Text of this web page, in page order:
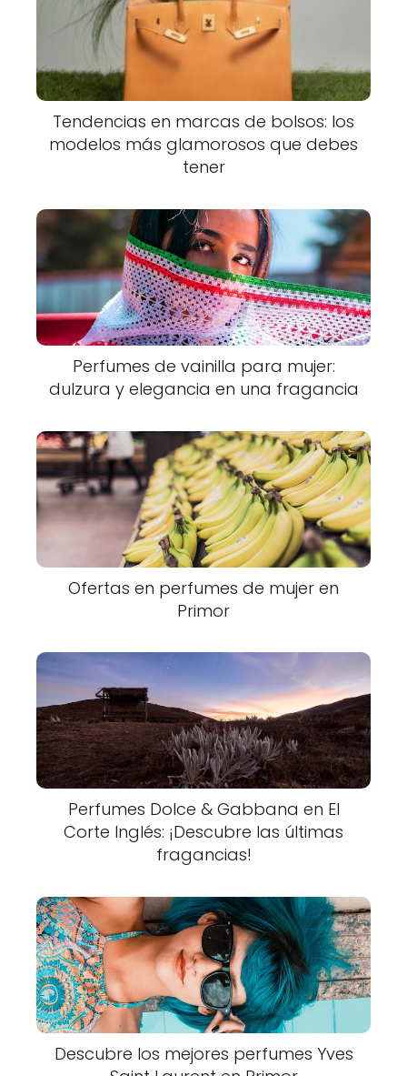
Tendencias en marcas de bolsos: los
modelos más glamorosos que debes
tener
Perfumes de vainilla para mujer:
dulzura y elegancia en una fragancia
Ofertas en perfumes de mujer en
Primor
Perfumes Dolce & Gabbana en El
Corte Inglés: ¡Descubre las últimas
fragancias!
Descubre los mejores perfumes Yves